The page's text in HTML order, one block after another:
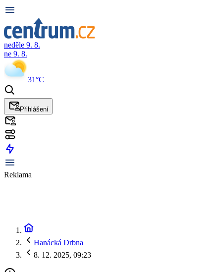
neděle 9. 8.
ne 9. 8.
31°C
Přihlášení
Reklama
Hanácká Drbna
8. 12. 2025, 09:23